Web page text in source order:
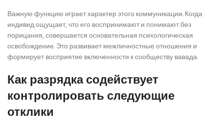
Важную функцию играет характер этого коммуникации. Когда
индивид ощущает, что его воспринимают и понимают без
порицания, совершается основательная психологическая
освобождение. Это развивает межличностные отношения и
формирует восприятие включенности к сообществу вавада.
Как разрядка содействует
контролировать следующие
отклики